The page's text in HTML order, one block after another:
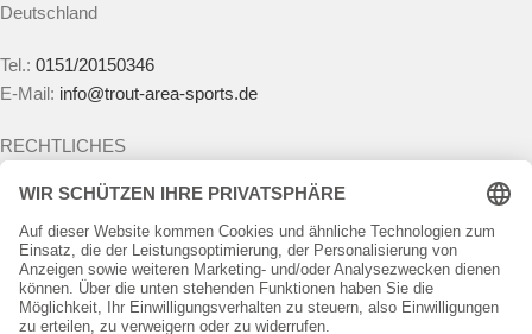
Deutschland
Tel.: 0151/20150346
E-Mail: info@trout-area-sports.de
RECHTLICHES
Impressum
Datenschutzerklärung
Widerrufsbelehrung
Vertrag widerrufen
Allgemeine Geschäftsbedingungen